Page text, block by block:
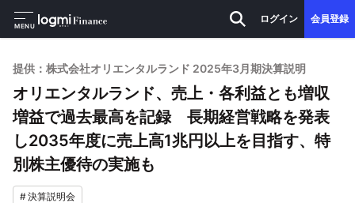
MENU
ログイン 会員登録
提供：株式会社オリエンタルランド 2025年3月期決算説明
オリエンタルランド、売上・各利益とも増収
増益で過去最高を記録 長期経営戦略を発表
し2035年度に売上高1兆円以上を目指す、特
別株主優待の実施も
#決算説明会